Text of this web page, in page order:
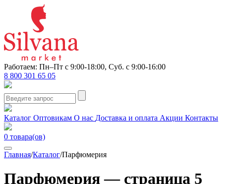
Работаем: Пн–Пт с 9:00-18:00, Суб. с 9:00-16:00
8 800 301 65 05
Каталог Оптовикам О нас Доставка и оплата Акции Контакты
0 товара(ов)
Главная/Каталог/Парфюмерия
Парфюмерия — страница 5